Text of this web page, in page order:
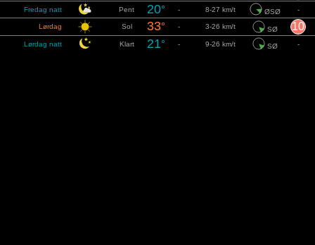
Fredag natt Pent 20° - 8-27 km/t ØSØ -
Lørdag Sol 33° - 3-26 km/t SØ 10
Lørdag natt Klart 21° - 9-26 km/t SØ -